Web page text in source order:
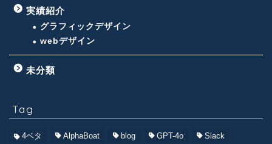
実績紹介
グラフィックデザイン
webデザイン
未分類
Tag
4ベタ AlphaBoat blog GPT-4o Slack